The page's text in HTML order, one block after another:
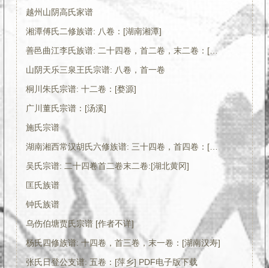
越州山阴高氏家谱
湘潭傅氏二修族谱: 八卷：[湖南湘潭]
善邑曲江李氏族谱: 二十四卷，首二卷，末二卷：[善化]
山阴天乐三泉王氏宗谱: 八卷，首一卷
桐川朱氏宗谱: 十二卷：[婺源]
广川董氏宗谱：[汤溪]
施氏宗谱
湖南湘西常汉胡氏六修族谱: 三十四卷，首四卷：[湖南常德、汉寿]
吴氏宗谱: 二十四卷首二卷末二卷:[湖北黄冈]
匡氏族谱
钟氏族谱
乌伤伯塘贾氏宗谱 [作者不详]
杨氏四修族谱: 十四卷，首三卷，末一卷：[湖南汉寿]
张氏日登公支谱: 五卷：[萍乡] PDF电子版下载